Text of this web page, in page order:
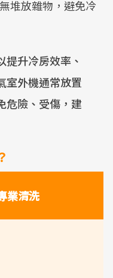
堆放雜物，避免冷
提升冷房效率、
室外機通常放置
危險、受傷，建
業清洗